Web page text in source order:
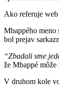
Ako referuje web
Mbappého
bol prejav
“Zbadali sme
že Mbappé
V druhom kole